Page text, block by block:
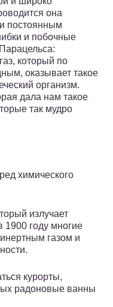
она
постоянным
и побочные
который по
оказывает такое
организм.
дала нам такое
так мудро
химического
излучает
1900 году многие
газом и
курорты,
радоновые ванны